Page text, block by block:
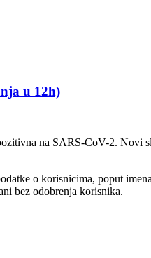
u 12h)
na SARS-CoV-2. Novi
o korisnicima, poput
bez odobrenja korisnika.